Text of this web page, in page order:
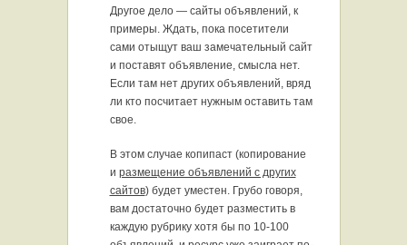
Другое дело — сайты объявлений, к
примеры. Ждать, пока посетители
сами отыщут ваш замечательный сайт
и поставят объявление, смысла нет.
Если там нет других объявлений, вряд
ли кто посчитает нужным оставить там
свое.
В этом случае копипаст (копирование
и размещение объявлений с других
сайтов) будет уместен. Грубо говоря,
вам достаточно будет разместить в
каждую рубрику хотя бы по 10-100